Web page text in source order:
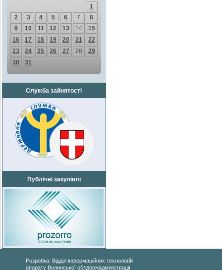
1
2
3 4 5 6 7
8
9
10 11 12 13 14
15
16
17 18 19 20 21
22
23
24 25 26 27 28
29
30
31
Служба зайнятості
Публічні закупівлі
Розробка: Відділ інформаційних технологій
апарату Волинської облдержадміністрації